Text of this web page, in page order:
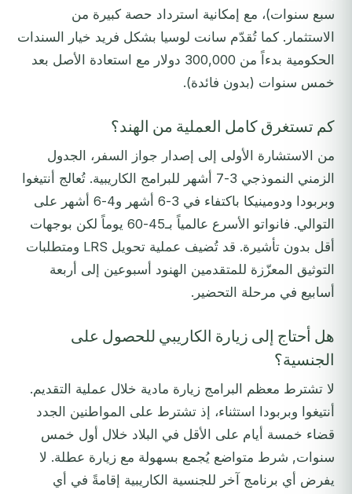
سبع سنوات)، مع إمكانية استرداد حصة كبيرة من
الاستثمار. كما تُقدّم سانت لوسيا بشكل فريد خيار السندات
الحكومية بدءاً من 300,000 دولار مع استعادة الأصل بعد
خمس سنوات (بدون فائدة).
كم تستغرق كامل العملية من الهند؟
من الاستشارة الأولى إلى إصدار جواز السفر، الجدول
الزمني النموذجي 3-7 أشهر للبرامج الكاريبية. تُعالج أنتيغوا
وبربودا ودومينيكا باكتفاء في 3-6 أشهر و4-6 أشهر على
التوالي. فانواتو الأسرع عالمياً بـ45-60 يوماً لكن بوجهات
أقل بدون تأشيرة. قد تُضيف عملية تحويل LRS ومتطلبات
التوثيق المعزّزة للمتقدمين الهنود أسبوعين إلى أربعة
أسابيع في مرحلة التحضير.
هل أحتاج إلى زيارة الكاريبي للحصول على
الجنسية؟
لا تشترط معظم البرامج زيارة مادية خلال عملية التقديم.
أنتيغوا وبربودا استثناء، إذ تشترط على المواطنين الجدد
قضاء خمسة أيام على الأقل في البلاد خلال أول خمس
سنوات, شرط متواضع يُجمع بسهولة مع زيارة عطلة. لا
يفرض أي برنامج آخر للجنسية الكاريبية إقامةً في أي